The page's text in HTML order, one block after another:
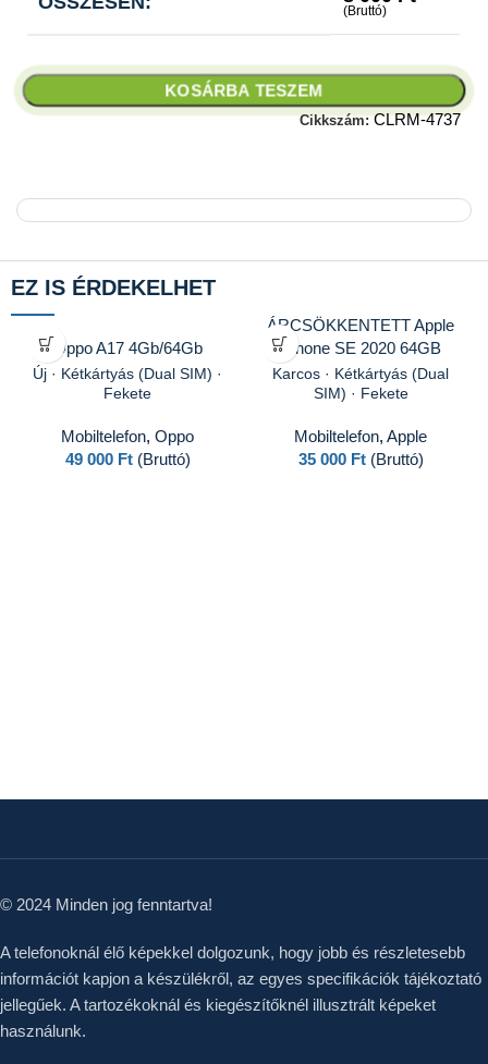
(Bruttó)
KOSÁRBA TESZEM
Cikkszám:CLRM-4737
EZ IS ÉRDEKELHET
Oppo A17 4Gb/64Gb
Új · Kétkártyás (Dual SIM) ·
Fekete
Mobiltelefon, Oppo
49 000 Ft (Bruttó)
ÁRCSÖKKENTETT Apple
iPhone SE 2020 64GB
Karcos · Kétkártyás (Dual
SIM) · Fekete
Mobiltelefon, Apple
35 000 Ft (Bruttó)
© 2024 Minden jog fenntartva!
A telefonoknál élő képekkel dolgozunk, hogy jobb és részletesebb
információt kapjon a készülékről, az egyes specifikációk tájékoztató
jellegűek. A tartozékoknál és kiegészítőknél illusztrált képeket
használunk.